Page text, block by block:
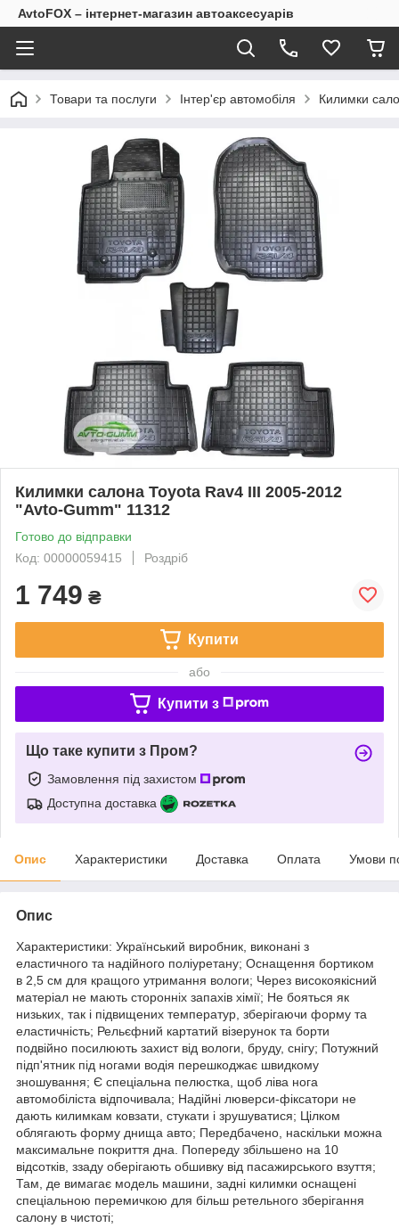
AvtoFOX – інтернет-магазин автоаксесуарів
Товари та послуги Інтер'єр автомобіля Килимки
Килимки салона Toyota Rav4 III 2005-2012
"Avto-Gumm" 11312
Готово до відправки
Код: 00000059415
Роздріб
1 749 ₴
Купити
або
Купити з
Що таке купити з Пром?
Замовлення під захистом
Доступна доставка
Опис Характеристики Доставка Оплата Умови
Опис
Характеристики: Український виробник, виконані з
еластичного та надійного поліуретану; Оснащення бортиком
в 2,5 см для кращого утримання вологи; Через високоякісний
матеріал не мають сторонніх запахів хімії; Не бояться як
низьких, так і підвищених температур, зберігаючи форму та
еластичність; Рельєфний картатий візерунок та борти
подвійно посилюють захист від вологи, бруду, снігу; Потужний
підп'ятник під ногами водія перешкоджає швидкому
зношування; Є спеціальна пелюстка, щоб ліва нога
автомобіліста відпочивала; Надійні люверси-фіксатори не
дають килимкам ковзати, стукати і зрушуватися; Цілком
облягають форму днища авто; Передбачено, наскільки можна
максимальне покриття дна. Попереду збільшено на 10
відсотків, ззаду оберігають обшивку від пасажирського взуття;
Там, де вимагає модель машини, задні килимки оснащені
спеціальною перемичкою для більш ретельного зберігання
салону в чистоті;